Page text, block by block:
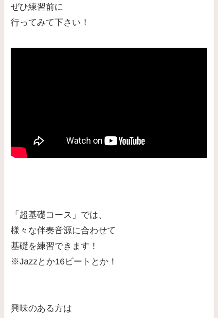
ぜひ練習前に
行ってみて下さい！
「超基礎コース」では、
様々な伴奏音源に合わせて
基礎を練習できます！
※Jazzとか16ビートとか！
興味のある方は